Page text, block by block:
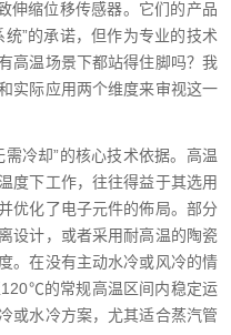
伸缩位移传感器。它们的产品
”的承诺，但作为专业的技术
高温场景下都站得住脚吗？我
实际应用两个维度来审视这一
冷却”的核心技术依据。高温
度下工作，往往得益于其选用
优化了电子元件的佈局。部分
设计，或者采用耐高温的陶瓷
。在没有主动水冷或风冷的情
的常规高温区间内稳定运
或水冷方案，尤其适合蒸汽管